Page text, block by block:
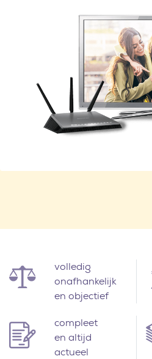
volledig
onafhankelijk
en objectief
compleet
en altijd
actueel